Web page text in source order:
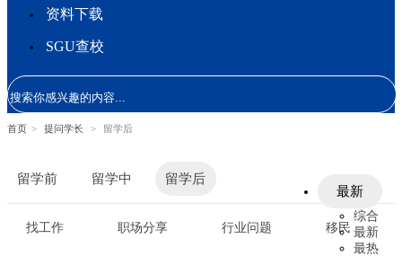
资料下载
SGU查校
首页 > 提问学长 > 留学后
留学前 留学中
留学后
最新
综合
最新
最热
找工作 职场分享 行业问题 移民